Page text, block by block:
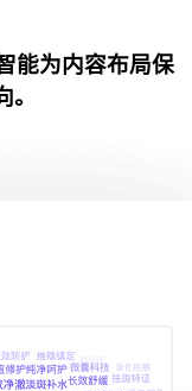
能为内容布局保